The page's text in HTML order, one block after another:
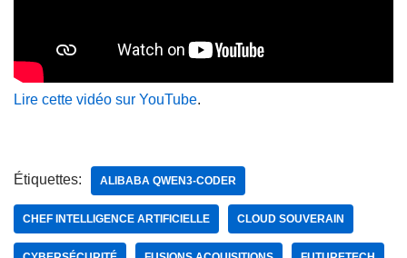
Lire cette vidéo sur YouTube.
Étiquettes: ALIBABA QWEN3-CODER
CHEF INTELLIGENCE ARTIFICIELLE CLOUD SOUVERAIN